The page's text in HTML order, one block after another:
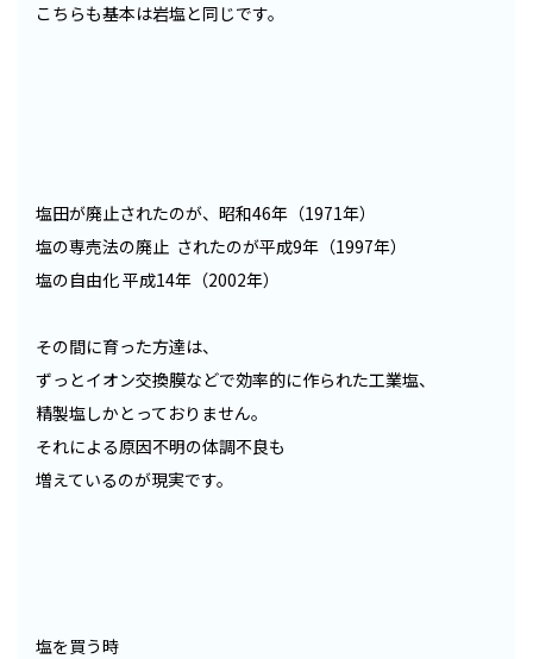
こちらも基本は岩塩と同じです。
塩田が廃止されたのが、昭和46年（1971年）
塩の専売法の廃止 されたのが平成9年（1997年）
塩の自由化 平成14年（2002年）
その間に育った方達は、
ずっとイオン交換膜などで効率的に作られた工業塩、
精製塩しかとっておりません。
それによる原因不明の体調不良も
増えているのが現実です。
塩を買う時